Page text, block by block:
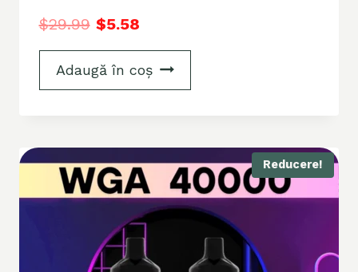
$29.99 $5.58
Adaugă în coș
Reducere!